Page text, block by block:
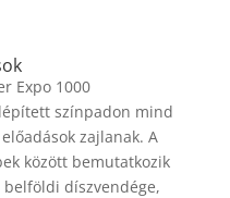
Expo 1000
színpadon mind
zajlanak. A
között bemutatkozik
díszvendége,